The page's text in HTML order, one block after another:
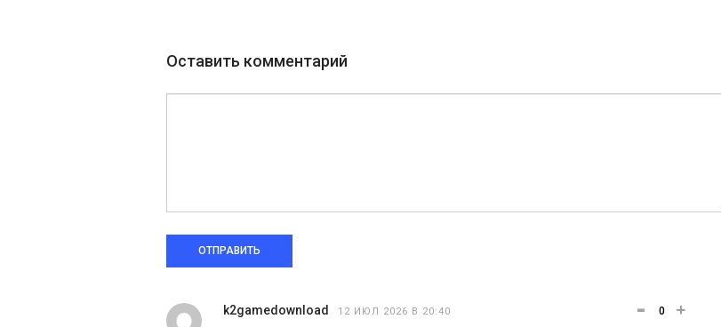
Оставить комментарий
ОТПРАВИТЬ
k2gamedownload 12 ИЮЛ 2026 В 20:40 0